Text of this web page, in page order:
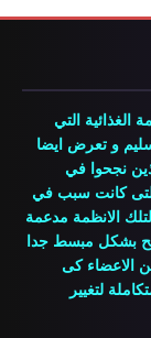
الغذائية التي
و تعرض ايضا
نجحوا في
كانت سبب في
الانظمة مدعمة
بشكل مبسط جدا
الاعضاء كى
لتغيير